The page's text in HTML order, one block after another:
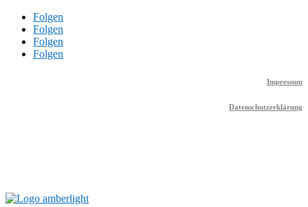
Folgen
Folgen
Folgen
Folgen
Impressum
Datenschutzerklärung